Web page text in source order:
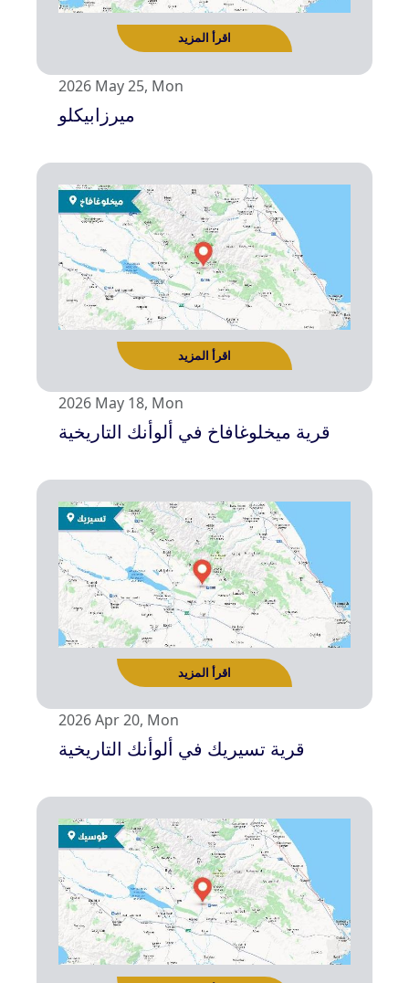
اقرأ المزيد
2026 May 25, Mon
ميرزابيكلو
اقرأ المزيد
2026 May 18, Mon
قرية ميخلوغافاخ في ألوأنك التاريخية
2026 Apr 20, Mon
قرية تسيريك في ألوأنك التاريخية